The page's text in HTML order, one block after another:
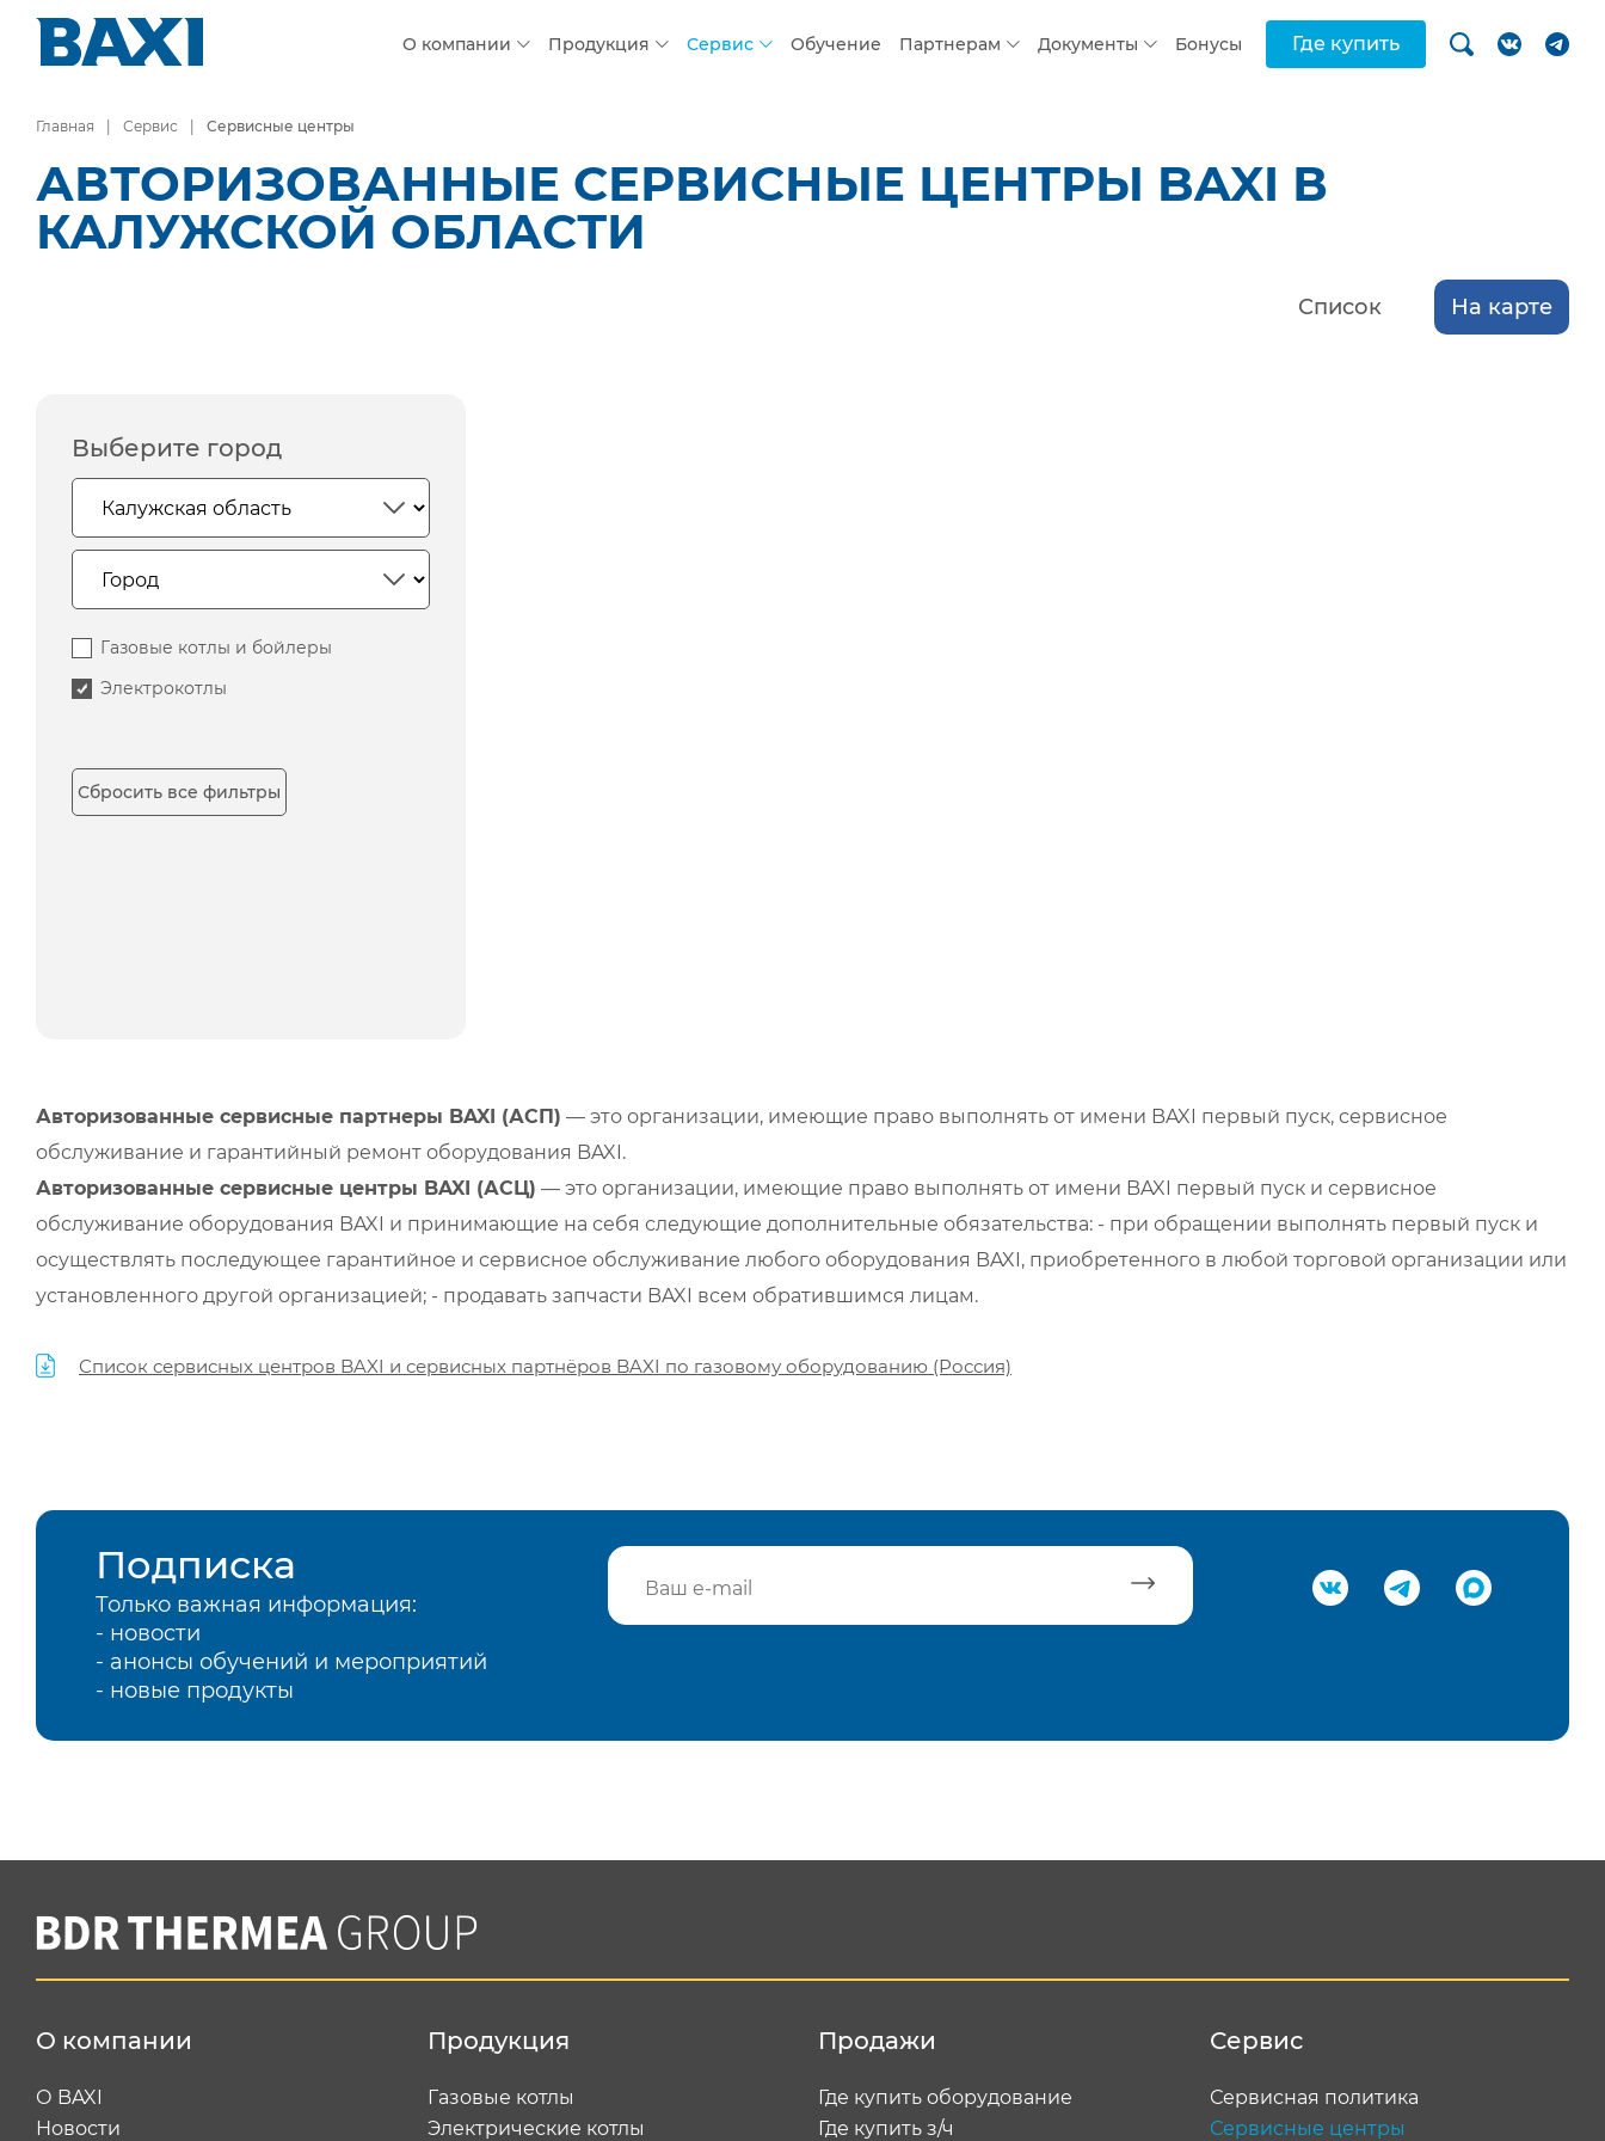
О компании Продукция Сервис Обучение Партнерам Документы Бонусы Где купить
Главная Сервис Сервисные центры
АВТОРИЗОВАННЫЕ СЕРВИСНЫЕ ЦЕНТРЫ BAXI В
КАЛУЖСКОЙ ОБЛАСТИ
Список На карте
Выберите город
Газовые котлы и бойлеры
Электрокотлы
Сбросить все фильтры
Авторизованные сервисные партнеры BAXI (АСП) — это организации, имеющие право выполнять от имени BAXI первый пуск, сервисное
обслуживание и гарантийный ремонт оборудования BAXI.
Авторизованные сервисные центры BAXI (АСЦ) — это организации, имеющие право выполнять от имени BAXI первый пуск и сервисное
обслуживание оборудования BAXI и принимающие на себя следующие дополнительные обязательства: - при обращении выполнять первый пуск и
осуществлять последующее гарантийное и сервисное обслуживание любого оборудования BAXI, приобретенного в любой торговой организации или
установленного другой организацией; - продавать запчасти BAXI всем обратившимся лицам.
Список сервисных центров BAXI и сервисных партнёров BAXI по газовому оборудованию (Россия)
Подписка
Только важная информация:
- новости
- анонсы обучений и мероприятий
- новые продукты
О компании
О BAXI
Новости
Продукция
Газовые котлы
Электрические котлы
Продажи
Где купить оборудование
Где купить з/ч
Сервис
Сервисная политика
Сервисные центры